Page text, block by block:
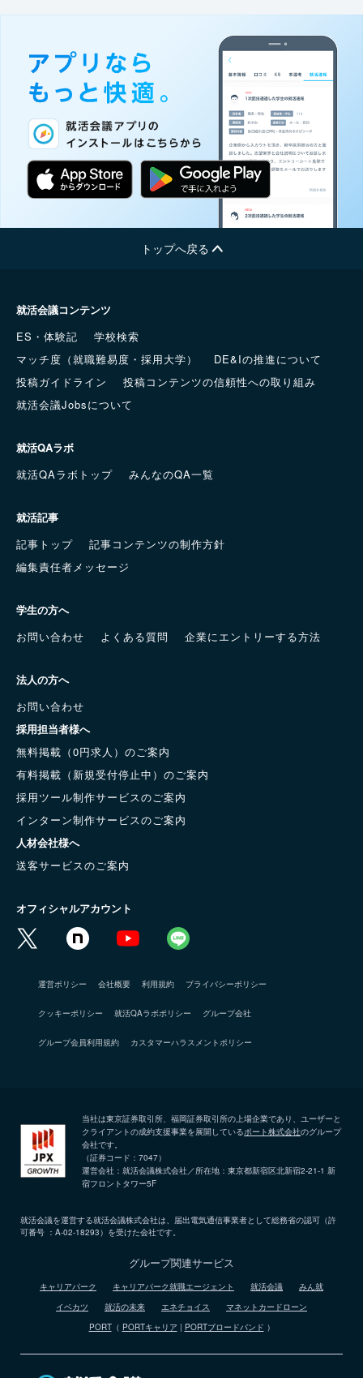
トップへ戻る
就活会議コンテンツ
ES・体験記
学校検索
マッチ度（就職難易度・採用大学）
DE&Iの推進について
投稿ガイドライン
投稿コンテンツの信頼性への取り組み
就活会議Jobsについて
就活QAラボ
就活QAラボトップ
みんなのQA一覧
就活記事
記事トップ
記事コンテンツの制作方針
編集責任者メッセージ
学生の方へ
お問い合わせ
よくある質問 企業にエントリーする方法
法人の方へ
お問い合わせ
採用担当者様へ
無料掲載（0円求人）のご案内
有料掲載（新規受付停止中）のご案内
採用ツール制作サービスのご案内
インターン制作サービスのご案内
人材会社様へ
送客サービスのご案内
オフィシャルアカウント
運営ポリシー 会社概要 利用規約 プライバシーポリシー
クッキーポリシー 就活QAラボポリシー グループ会社
グループ会員利用規約 カスタマーハラスメントポリシー
当社は東京証券取引所、福岡証券取引所の上場企業であり、ユーザーと
クライアントの成約支援事業を展開しているポート株式会社のグループ
会社です。
（証券コード：7047）
運営会社：就活会議株式会社／所在地：東京都新宿区北新宿2-21-1 新
宿フロントタワー5F
就活会議を運営する就活会議株式会社は、届出電気通信事業者として総務省の認可（許
可番号 ：A-02-18293）を受けた会社です。